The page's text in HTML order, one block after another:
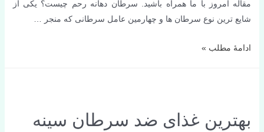
مقاله امروز با ما همراه باشید. سرطان دهانه رحم چیست؟ یکی از
شایع ترین نوع سرطان ها و چهارمین عامل سرطانی که منجر …
سرطان
ادامۀ مطلب »
بهترین غذای ضد سرطان سینه